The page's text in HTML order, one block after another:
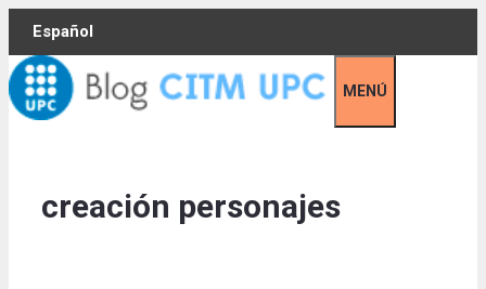
Skip
content
Español
MENÚ
creación personajes